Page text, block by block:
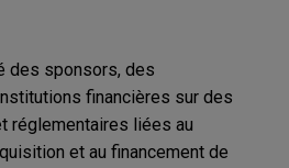
des sponsors, des
financières sur des
réglementaires liées au
et au financement de